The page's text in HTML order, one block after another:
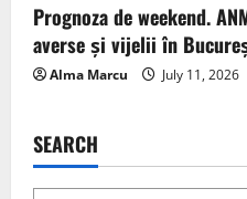
Prognoza de weekend.
averse și vijelii în
Alma Marcu July 11, 2026
SEARCH